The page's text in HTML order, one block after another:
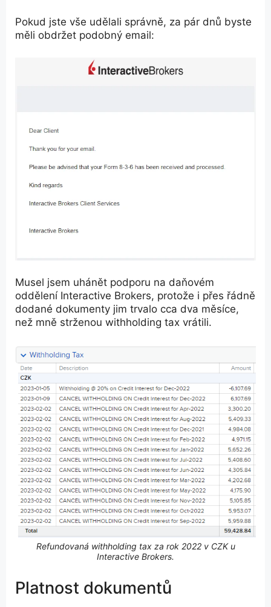
Pokud jste vše udělali správně, za pár dnů byste
měli obdržet podobný email:
Musel jsem uhánět podporu na daňovém
oddělení Interactive Brokers, protože i přes řádně
dodané dokumenty jim trvalo cca dva měsíce,
než mně strženou withholding tax vrátili.
Refundovaná withholding tax za rok 2022 v CZK u
Interactive Brokers.
Platnost dokumentů